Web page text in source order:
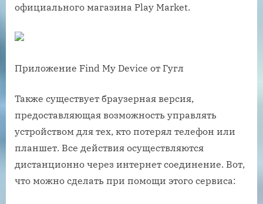
официального магазина Play Market.
Приложение Find My Device от Гугл
Также существует браузерная версия,
предоставляющая возможность управлять
устройством для тех, кто потерял телефон или
планшет. Все действия осуществляются
дистанционно через интернет соединение. Вот,
что можно сделать при помощи этого сервиса: